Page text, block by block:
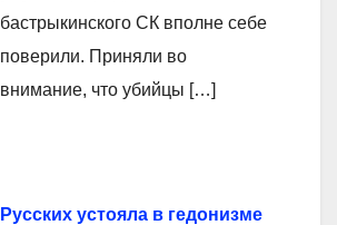
бастрыкинского СК вполне себе
поверили. Приняли во
внимание, что убийцы […]
Русских устояла в гедонизме